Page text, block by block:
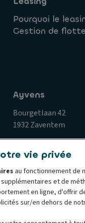
Pourquoi le
Gestion de flotte
Ayvens
Bourgetlaan 42
1932 Zaventem
Documents
de la mobilité
de gestion de
vie privée
au fonctionnement de
et de
en ligne, d'offrir
sur/en dehors de